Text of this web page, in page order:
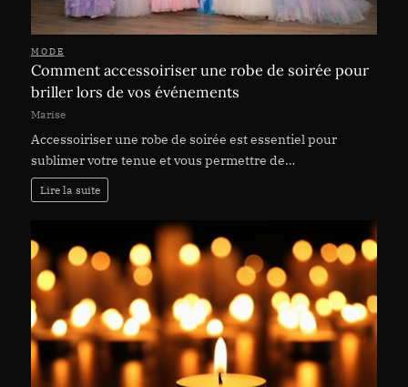
MODE
Comment accessoiriser une robe de soirée pour
briller lors de vos événements
Marise
Accessoiriser une robe de soirée est essentiel pour
sublimer votre tenue et vous permettre de…
Lire la suite